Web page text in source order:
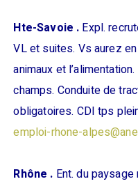
Hte-Savoie . Expl.
VL et suites. Vs aurez
animaux et
champs. Conduite de
obligatoires. CDI tps
emploi-rhone-
Rhône . Ent. du